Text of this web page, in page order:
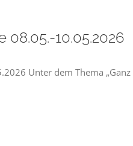
10.05.2026
Unter dem Thema